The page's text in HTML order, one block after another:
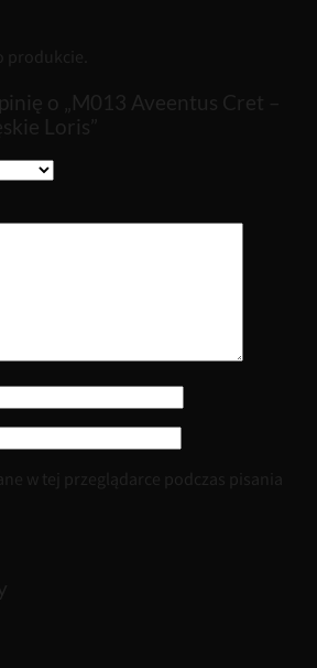
o „M013 Aveentus Cret –
Loris”
w tej przeglądarce podczas pisania